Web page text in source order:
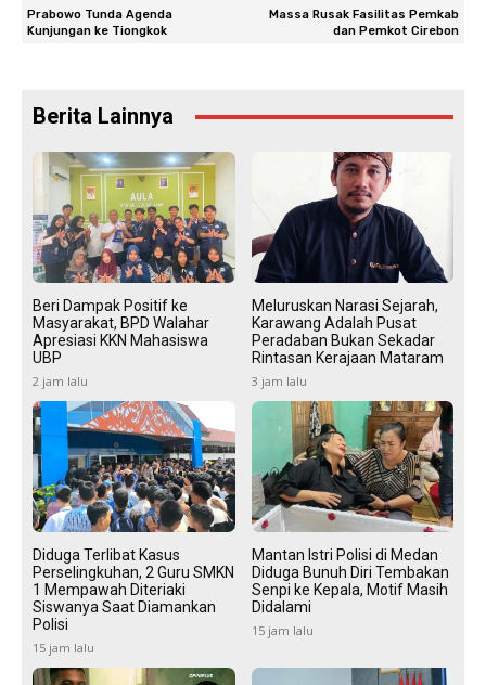
Prabowo Tunda Agenda
Kunjungan ke Tiongkok
Massa Rusak Fasilitas Pemkab
dan Pemkot Cirebon
Berita Lainnya
Beri Dampak Positif ke
Masyarakat, BPD Walahar
Apresiasi KKN Mahasiswa
UBP
2 jam lalu
Meluruskan Narasi Sejarah,
Karawang Adalah Pusat
Peradaban Bukan Sekadar
Rintasan Kerajaan Mataram
3 jam lalu
Diduga Terlibat Kasus
Perselingkuhan, 2 Guru SMKN
1 Mempawah Diteriaki
Siswanya Saat Diamankan
Polisi
15 jam lalu
Mantan Istri Polisi di Medan
Diduga Bunuh Diri Tembakan
Senpi ke Kepala, Motif Masih
Didalami
15 jam lalu